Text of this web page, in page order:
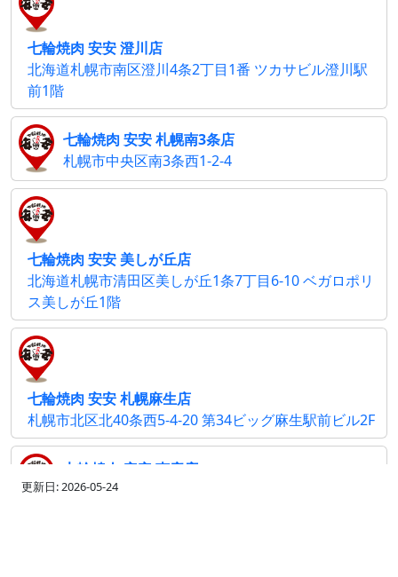
七輪焼肉 安安 澄川店
北海道札幌市南区澄川4条2丁目1番 ツカサビル澄川駅
前1階
七輪焼肉 安安 札幌南3条店
札幌市中央区南3条西1-2-4
七輪焼肉 安安 美しが丘店
北海道札幌市清田区美しが丘1条7丁目6-10 ベガロポリ
ス美しが丘1階
七輪焼肉 安安 札幌麻生店
札幌市北区北40条西5-4-20 第34ビッグ麻生駅前ビル2F
七輪焼肉 安安 恵庭店
北海道恵庭市和光町1-1-33
更新日: 2026-05-24